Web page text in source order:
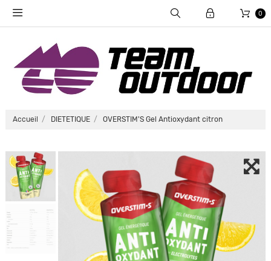
0
Accueil DIETETIQUE OVERSTIM'S Gel Antioxydant citron